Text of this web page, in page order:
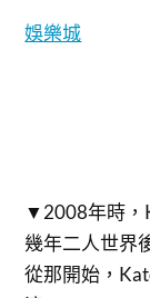
娛樂城
▼2008年時，
幾年二人世界
從那開始，